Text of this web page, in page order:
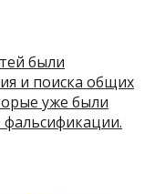
были
и поиска общих
уже были